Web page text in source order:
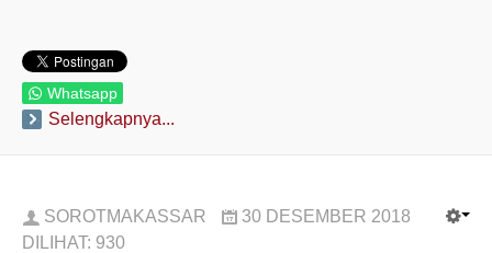
Whatsapp
Selengkapnya...
SOROTMAKASSAR
30 DESEMBER 2018
DILIHAT: 930